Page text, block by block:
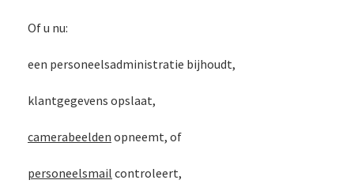
Of u nu:
een personeelsadministratie bijhoudt,
klantgegevens opslaat,
camerabeelden opneemt, of
personeelsmail controleert,